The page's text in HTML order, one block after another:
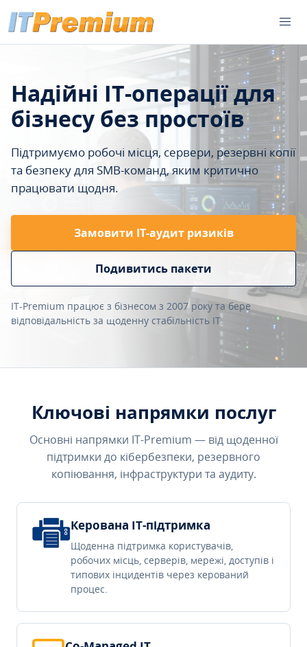
Надійні IT-операції для
бізнесу без простоїв
Підтримуємо робочі місця, сервери, резервні копії
та безпеку для SMB-команд, яким критично
працювати щодня.
Замовити ІТ-аудит ризиків
Подивитись пакети
IT-Premium працює з бізнесом з 2007 року та бере
відповідальність за щоденну стабільність IT.
Ключові напрямки послуг
Основні напрямки IT-Premium — від щоденної
підтримки до кібербезпеки, резервного
копіювання, інфраструктури та аудиту.
Керована IT-підтримка
Щоденна підтримка користувачів,
робочих місць, серверів, мережі, доступів і
типових інцидентів через керований
процес.